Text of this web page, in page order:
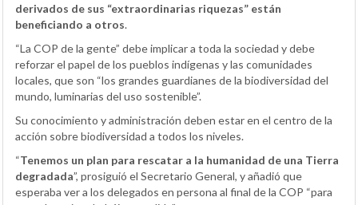
derivados de sus “extraordinarias riquezas” están
beneficiando a otros.
“La COP de la gente” debe implicar a toda la sociedad y debe
reforzar el papel de los pueblos indígenas y las comunidades
locales, que son “los grandes guardianes de la biodiversidad del
mundo, luminarias del uso sostenible”.
Su conocimiento y administración deben estar en el centro de la
acción sobre biodiversidad a todos los niveles.
“Tenemos un plan para rescatar a la humanidad de una Tierra
degradada”, prosiguió el Secretario General, y añadió que
esperaba ver a los delegados en persona al final de la COP “para